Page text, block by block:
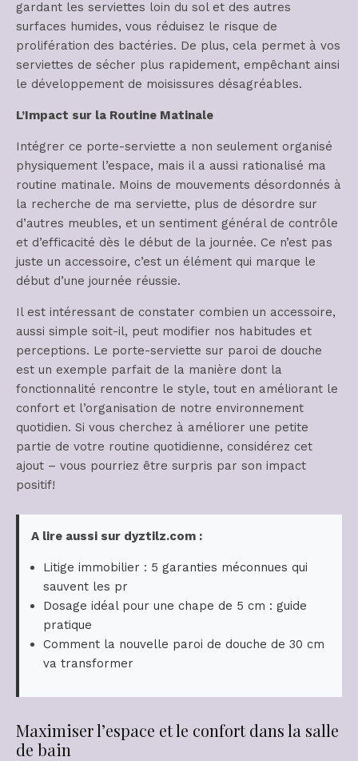
gardant les serviettes loin du sol et des autres
surfaces humides, vous réduisez le risque de
prolifération des bactéries. De plus, cela permet à vos
serviettes de sécher plus rapidement, empêchant ainsi
le développement de moisissures désagréables.
L’Impact sur la Routine Matinale
Intégrer ce porte-serviette a non seulement organisé
physiquement l’espace, mais il a aussi rationalisé ma
routine matinale. Moins de mouvements désordonnés à
la recherche de ma serviette, plus de désordre sur
d’autres meubles, et un sentiment général de contrôle
et d’efficacité dès le début de la journée. Ce n’est pas
juste un accessoire, c’est un élément qui marque le
début d’une journée réussie.
Il est intéressant de constater combien un accessoire,
aussi simple soit-il, peut modifier nos habitudes et
perceptions. Le porte-serviette sur paroi de douche
est un exemple parfait de la manière dont la
fonctionnalité rencontre le style, tout en améliorant le
confort et l’organisation de notre environnement
quotidien. Si vous cherchez à améliorer une petite
partie de votre routine quotidienne, considérez cet
ajout – vous pourriez être surpris par son impact
positif!
A lire aussi sur dyztilz.com :
Litige immobilier : 5 garanties méconnues qui
sauvent les pr
Dosage idéal pour une chape de 5 cm : guide
pratique
Comment la nouvelle paroi de douche de 30 cm
va transformer
Maximiser l’espace et le confort dans la salle
de bain